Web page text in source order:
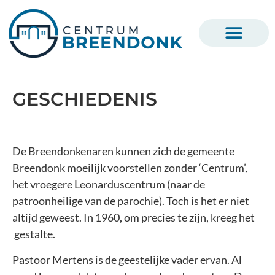
GESCHIEDENIS
De Breendonkenaren kunnen zich de gemeente
Breendonk moeilijk voorstellen zonder ‘Centrum’,
het vroegere Leonarduscentrum (naar de
patroonheilige van de parochie). Toch is het er niet
altijd geweest. In 1960, om precies te zijn, kreeg het
gestalte.
Pastoor Mertens is de geestelijke vader ervan. Al